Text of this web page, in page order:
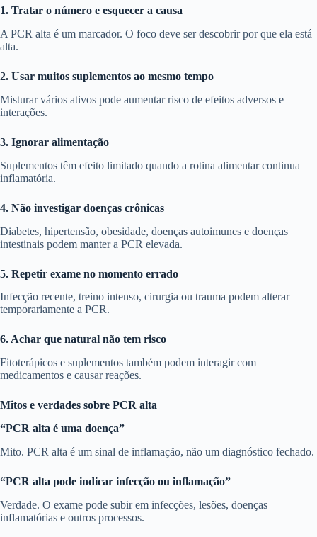
1. Tratar o número e esquecer a causa
A PCR alta é um marcador. O foco deve ser descobrir por que ela está
alta.
2. Usar muitos suplementos ao mesmo tempo
Misturar vários ativos pode aumentar risco de efeitos adversos e
interações.
3. Ignorar alimentação
Suplementos têm efeito limitado quando a rotina alimentar continua
inflamatória.
4. Não investigar doenças crônicas
Diabetes, hipertensão, obesidade, doenças autoimunes e doenças
intestinais podem manter a PCR elevada.
5. Repetir exame no momento errado
Infecção recente, treino intenso, cirurgia ou trauma podem alterar
temporariamente a PCR.
6. Achar que natural não tem risco
Fitoterápicos e suplementos também podem interagir com
medicamentos e causar reações.
Mitos e verdades sobre PCR alta
“PCR alta é uma doença”
Mito. PCR alta é um sinal de inflamação, não um diagnóstico fechado.
“PCR alta pode indicar infecção ou inflamação”
Verdade. O exame pode subir em infecções, lesões, doenças
inflamatórias e outros processos.